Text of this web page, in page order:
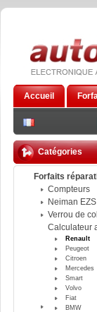
Accueil
Catégories
Forfaits
Compteurs
Neiman
Verrou de
Calculateur
Renault
Peugeot
Citroen
Mercedes
Smart
Volvo
Fiat
BMW